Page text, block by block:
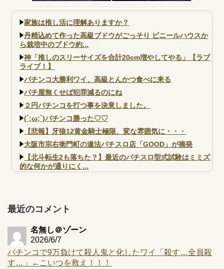
／A5（大都）」が検定通過
家族は推し活に理解ありますか？
丹精込めて作った高級ブドウがごっそり ビニールハウスか
ら栽培中のブドウ約...
神「推しのスリーサイズを合計20cm増やしてやる」【ラブ
ライブ！】
パチンコ大勝利ワイ、高級とんかつ食べに来る
パチ屋無くせば犯罪減るのにね
２円パチンコを打つ事を決意しました。
(´;ω;`)パチンコ勝った♡♡
【悲報】牙狼12黄金騎士極限、変な雰囲気に・・・
大阪市宗右衛門町の違法パチスロ店「GOOD」が摘発
【北斗転生2も落ちた？】最近のパチスロ型式試験はミミズ
的な何かが通りにく...
井の軽い絆？
Powered by livedoor 相互RSS
最近のコメント
名無し＠ゾーン
2026/6/7
パチンコで9万負けて殺人鬼と化したワイ「殺す…全員殺
す…」←こいつを救え！！！